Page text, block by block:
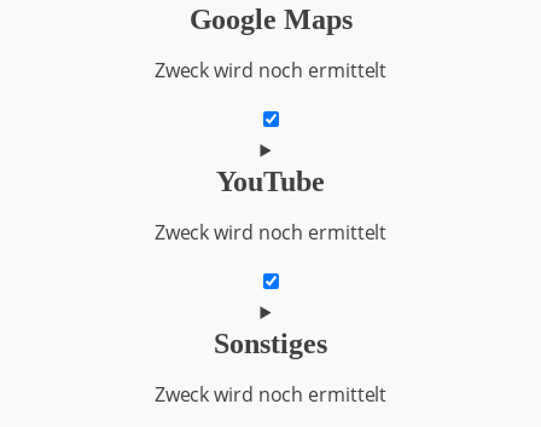
service
recaptcha
Google Maps
Zweck wird noch ermittelt
Consent
to
service
maps
YouTube
Zweck wird noch ermittelt
Consent
to
service
Sonstiges
Zweck wird noch ermittelt